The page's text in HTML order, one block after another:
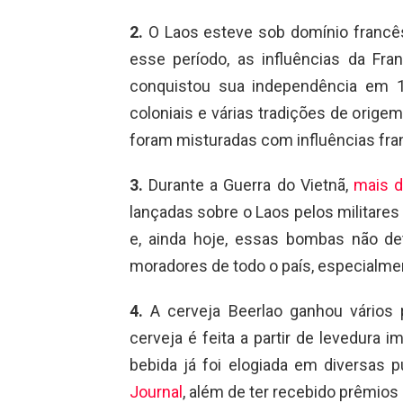
2. O Laos esteve sob domínio
esse período, as influências da
conquistou sua independência em
coloniais e várias tradições de
foram misturadas com influências
3. Durante a Guerra do Vietnã, mais
lançadas sobre o Laos pelos
e, ainda hoje, essas bombas não
moradores de todo o país,
4. A cerveja Beerlao ganhou
cerveja é feita a partir de levedura
bebida já foi elogiada em diversas
Journal, além de ter recebido